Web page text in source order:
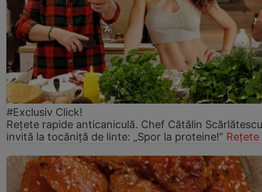
#Exclusiv Click!
Rețete rapide anticaniculă. Chef Cătălin
invită la tocăniță de linte: „Spor la proteine!” Rețete